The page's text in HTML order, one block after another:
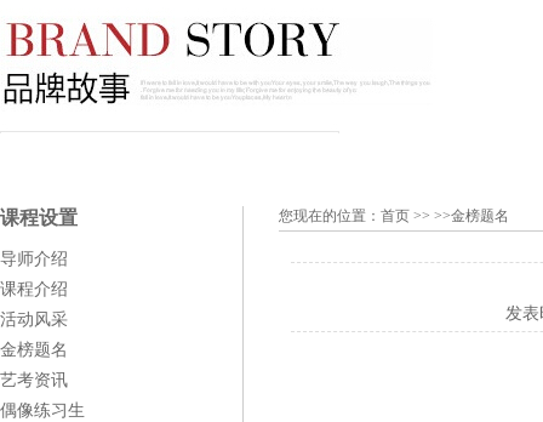
课程设置
导师介绍
课程介绍
活动风采
金榜题名
艺考资讯
偶像练习生
您现在的位置： 首页 >> >>金榜题名
发表